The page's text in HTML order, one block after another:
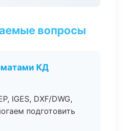
вопросы
КД
IGES, DXF/DWG,
подготовить